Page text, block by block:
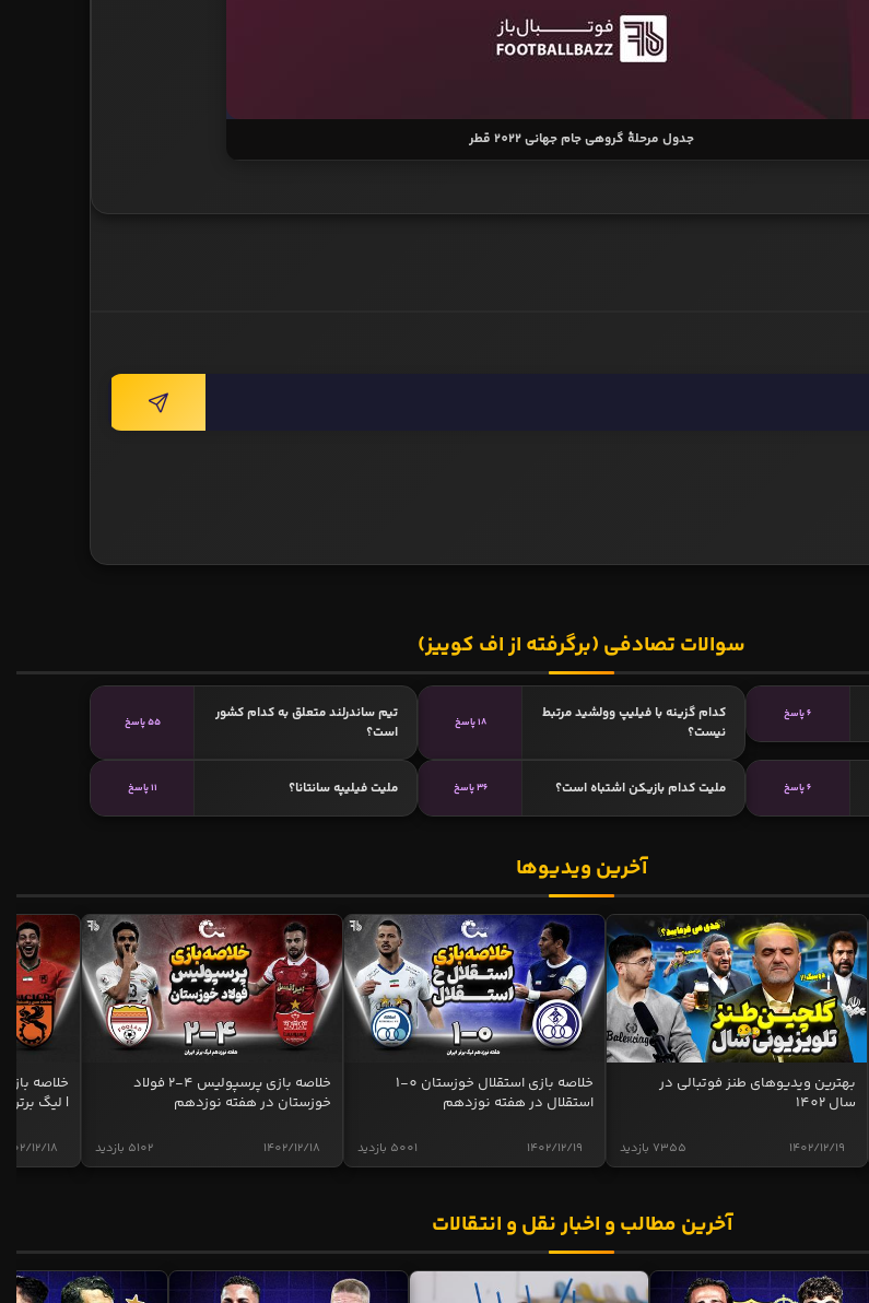
جدول مرحلۀ گروهی جام جهانی 2022 قطر
سوالات تصادفی (برگرفته از اف کوییز)
6 پاسخ
کدام گزینه با فیلیپ وولشید مرتبط
نیست؟
18 پاسخ
تیم ساندرلند متعلق به کدام کشور
است؟
55 پاسخ
6 پاسخ ملیت کدام بازیکن اشتباه است؟ 36 پاسخ ملیت فیلیپه سانتانا؟ 11 پاسخ
آخرین ویدیوها
بهترین ویدیوهای طنز فوتبالی در
سال 1402
7355 بازدید 1402/12/19
خلاصه بازی استقلال خوزستان 0-1
استقلال در هفته نوزدهم
5001 بازدید 1402/12/19
خلاصه بازی پرسپولیس 4-2 فولاد
خوزستان در هفته نوزدهم
5102 بازدید 1402/12/18
| لیگ برتر
1402/12/18
آخرین مطالب و اخبار نقل و انتقالات